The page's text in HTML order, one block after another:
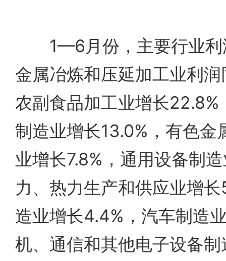
1—6月份，主要行业利
金属冶炼和压延加工业利
农副食品加工业增长22.8%
制造业增长13.0%，有色金
业增长7.8%，通用设备制
力、热力生产和供应业增
造业增长4.4%，汽车制造
机、通信和其他电子设备